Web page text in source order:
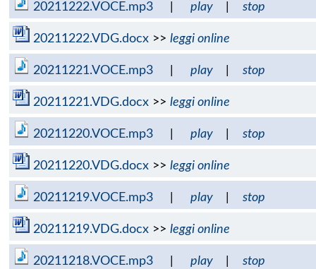
20211222.VOCE.mp3 play stop
20211222.VDG.docx >> leggi online
20211221.VOCE.mp3 play stop
20211221.VDG.docx >> leggi online
20211220.VOCE.mp3 play stop
20211220.VDG.docx >> leggi online
20211219.VOCE.mp3 play stop
20211219.VDG.docx >> leggi online
20211218.VOCE.mp3 play stop